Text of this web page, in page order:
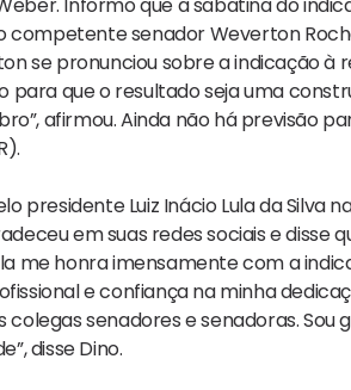
competente senador Weverton
se pronunciou sobre a indicação à
que o resultado seja uma
afirmou. Ainda não há previsão
presidente Luiz Inácio Lula da Silva
em suas redes sociais e disse
me honra imensamente com a
e confiança na minha
senadores e senadoras. Sou
disse Dino.